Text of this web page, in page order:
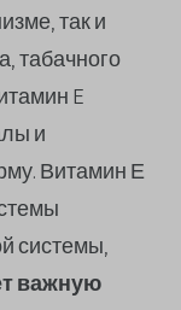
так и
табачного
E
и
Витамин Е
системы,
важную